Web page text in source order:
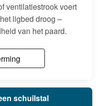
ventilatiestrook voert
ligbed droog –
van het paard.
schuilstal